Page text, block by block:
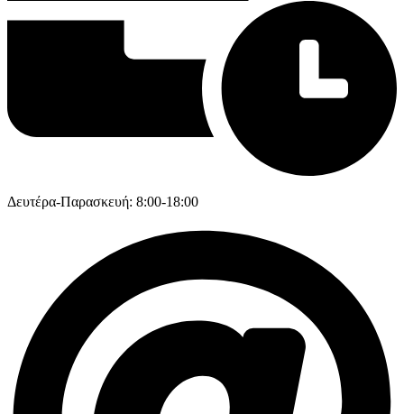
Δευτέρα-Παρασκευή: 8:00-18:00